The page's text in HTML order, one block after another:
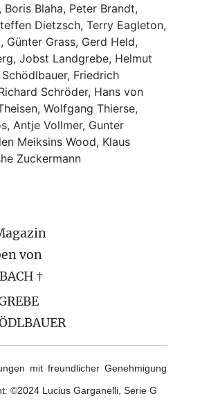
Boris Blaha, Peter Brandt,
Dietzsch, Terry Eagleton,
Günter Grass, Gerd Held,
Jobst Landgrebe, Helmut
Friedrich
Schröder, Hans von
Wolfgang Thierse,
Antje Vollmer, Gunter
Meiksins Wood, Klaus
Zuckermann
von
†
mit freundlicher Genehmigung
©2024 Lucius Garganelli, Serie G